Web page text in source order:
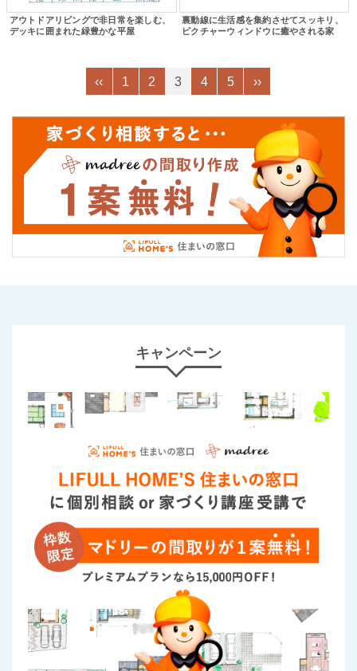
アウトドアリビングで非日常を楽しむ、
デッキに囲まれた緑豊かな平屋
裏動線に生活感を集約させてスッキリ、
ピクチャーウィンドウに癒やされる家
‹‹ 1 2 3 4 5 ››
キャンペーン